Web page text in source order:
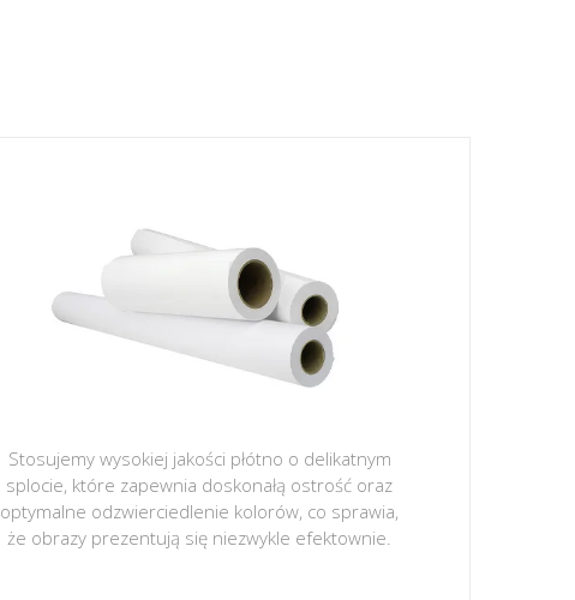
Stosujemy wysokiej jakości płótno o delikatnym
splocie, które zapewnia doskonałą ostrość oraz
optymalne odzwierciedlenie kolorów, co sprawia,
że obrazy prezentują się niezwykle efektownie.